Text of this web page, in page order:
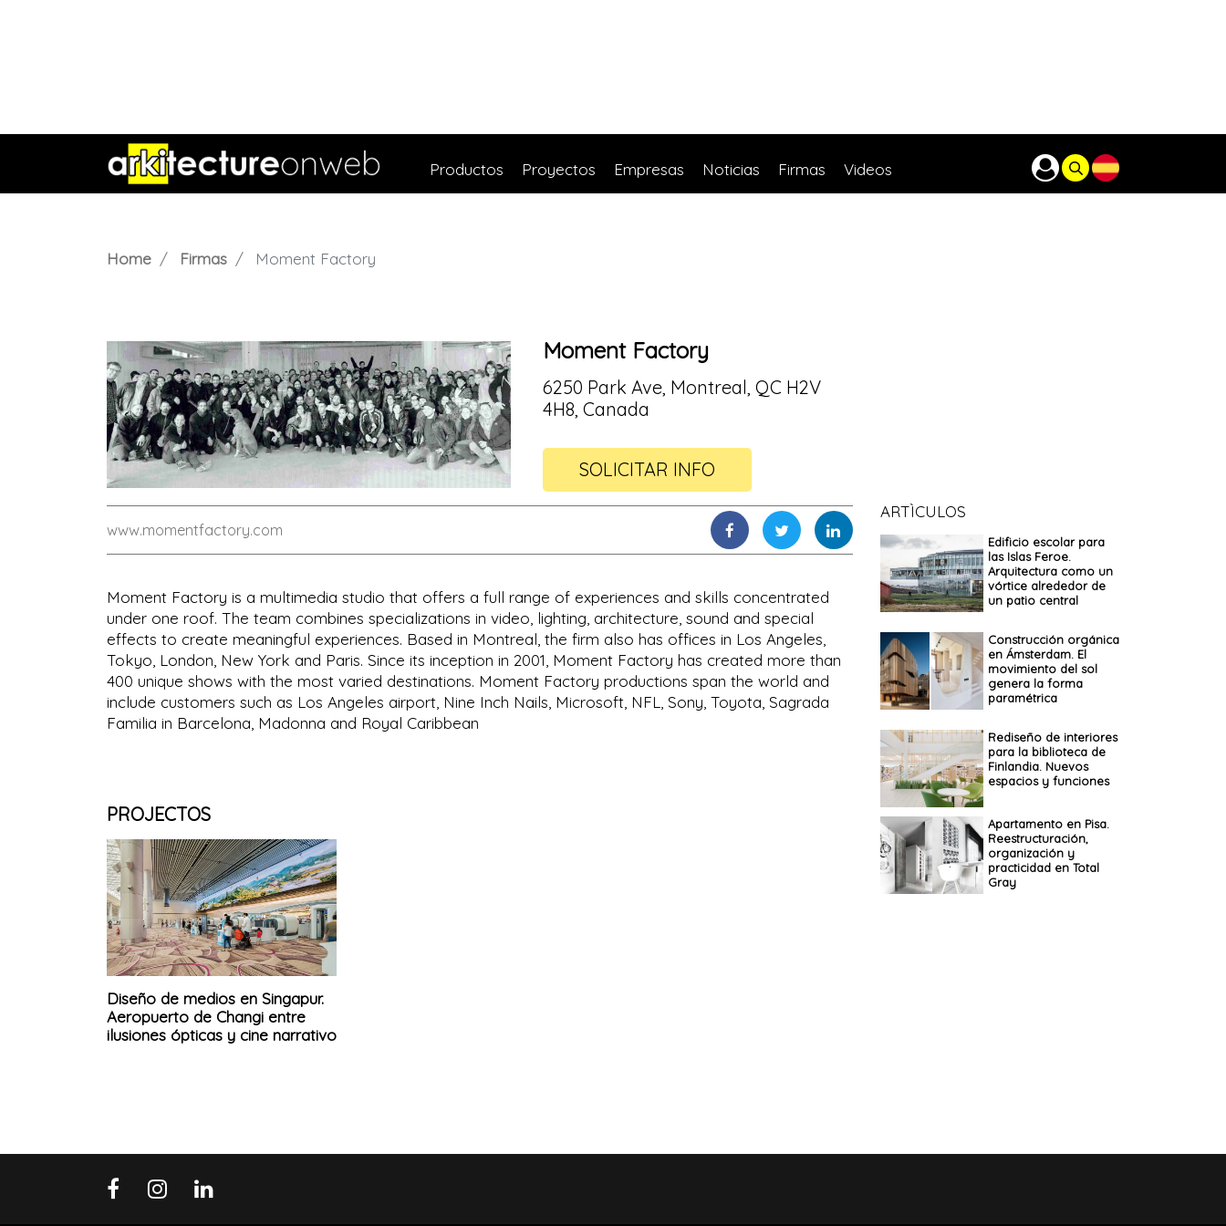
Productos Proyectos Empresas Noticias Firmas Videos
Home Firmas Moment Factory
Moment Factory
6250 Park Ave, Montreal, QC H2V
4H8, Canada
SOLICITAR INFO
www.momentfactory.com
Moment Factory is a multimedia studio that offers a full range of experiences and skills concentrated
under one roof. The team combines specializations in video, lighting, architecture, sound and special
effects to create meaningful experiences. Based in Montreal, the firm also has offices in Los Angeles,
Tokyo, London, New York and Paris. Since its inception in 2001, Moment Factory has created more than
400 unique shows with the most varied destinations. Moment Factory productions span the world and
include customers such as Los Angeles airport, Nine Inch Nails, Microsoft, NFL, Sony, Toyota, Sagrada
Familia in Barcelona, Madonna and Royal Caribbean
PROJECTOS
Diseño de medios en Singapur.
Aeropuerto de Changi entre
ilusiones ópticas y cine narrativo
ARTÌCULOS
Edificio escolar para
las Islas Feroe.
Arquitectura como un
vórtice alrededor de
un patio central
Construcción orgánica
en Ámsterdam. El
movimiento del sol
genera la forma
paramétrica
Rediseño de interiores
para la biblioteca de
Finlandia. Nuevos
espacios y funciones
Apartamento en Pisa.
Reestructuración,
organización y
practicidad en Total
Gray